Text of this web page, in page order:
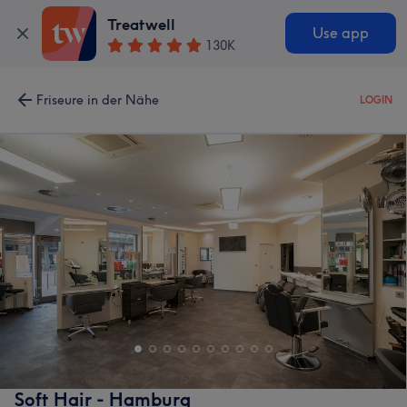
Treatwell
130K
Use app
Friseure in der Nähe LOGIN
Soft Hair - Hamburg